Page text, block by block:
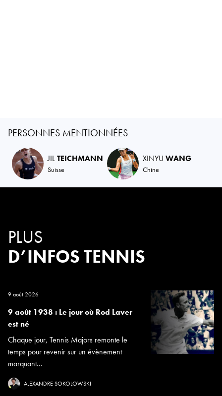
PERSONNES MENTIONNÉES
JILTEICHMANN
Suisse
XINYU WANG
Chine
PLUS
D’INFOS TENNIS
9 août 2026
9 août 1938 : Le jour où Rod Laver
est né
Chaque jour, Tennis Majors remonte le
temps pour revenir sur un évènement
marquant...
ALEXANDRE SOKOLOWSKI